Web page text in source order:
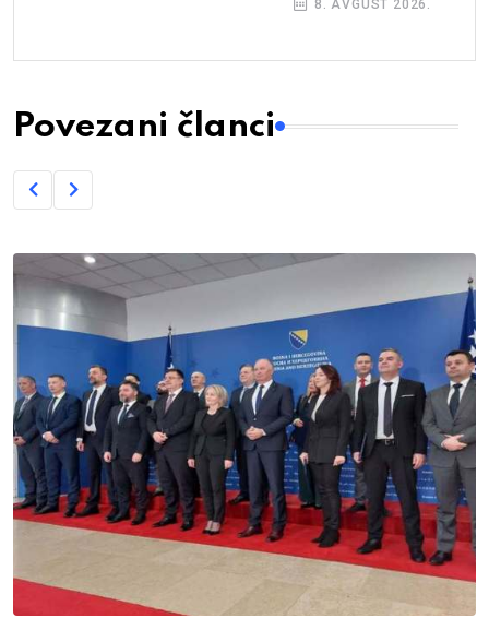
8. AVGUST 2026.
Povezani članci